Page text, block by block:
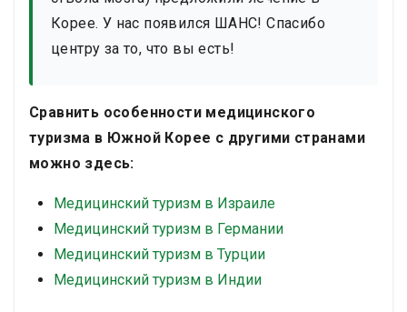
Корее. У нас появился ШАНС! Спасибо
центру за то, что вы есть!
Сравнить особенности медицинского
туризма в Южной Корее с другими странами
можно здесь:
Медицинский туризм в Израиле
Медицинский туризм в Германии
Медицинский туризм в Турции
Медицинский туризм в Индии